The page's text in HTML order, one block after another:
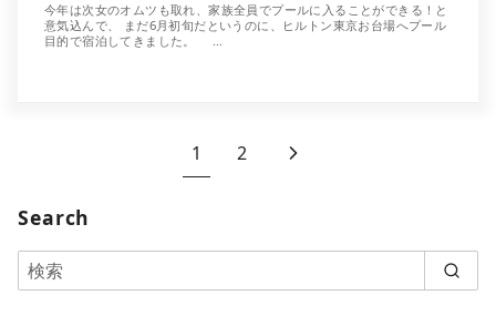
今年は次女のオムツも取れ、家族全員でプールに入ることができる！と
意気込んで、 まだ6月初旬だというのに、ヒルトン東京お台場へプール
目的で宿泊してきました。 …
1 2
Search